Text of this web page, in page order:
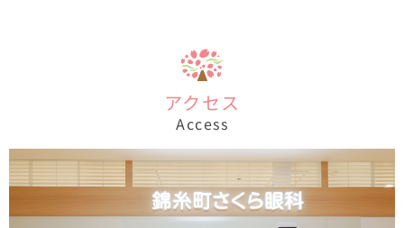
アクセス
Access